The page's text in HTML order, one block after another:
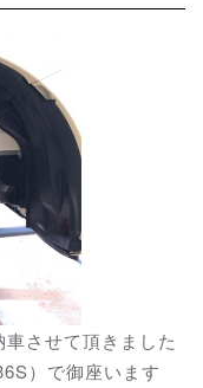
させて頂きました
）で御座います